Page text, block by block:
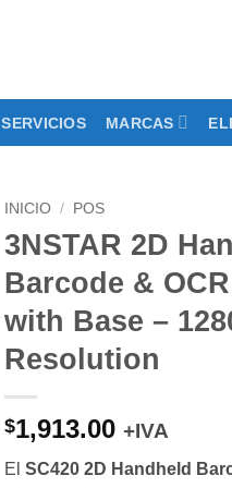
SERVICIOS MARCAS
INICIO / POS
3NSTAR 2D
Barcode &
with Base –
Resolution
$1,913.00 +IVA
El SC420 2D Handheld